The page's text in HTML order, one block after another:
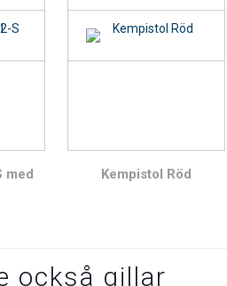
med
Kempistol Röd
också gillar